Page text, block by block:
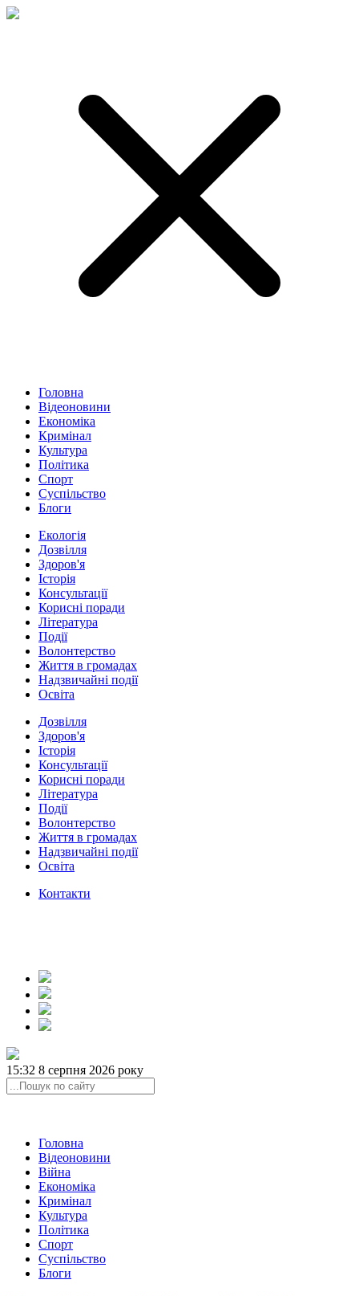
Головна
Відеоновини
Економіка
Кримінал
Культура
Політика
Спорт
Суспільство
Блоги
Екологія
Дозвілля
Здоров'я
Історія
Консультації
Корисні поради
Література
Події
Волонтерство
Життя в громадах
Надзвичайні події
Освіта
Дозвілля
Здоров'я
Історія
Консультації
Корисні поради
Література
Події
Волонтерство
Життя в громадах
Надзвичайні події
Освіта
Контакти
15:32 8 серпня 2026 року
Головна
Відеоновини
Війна
Економіка
Кримінал
Культура
Політика
Спорт
Суспільство
Блоги